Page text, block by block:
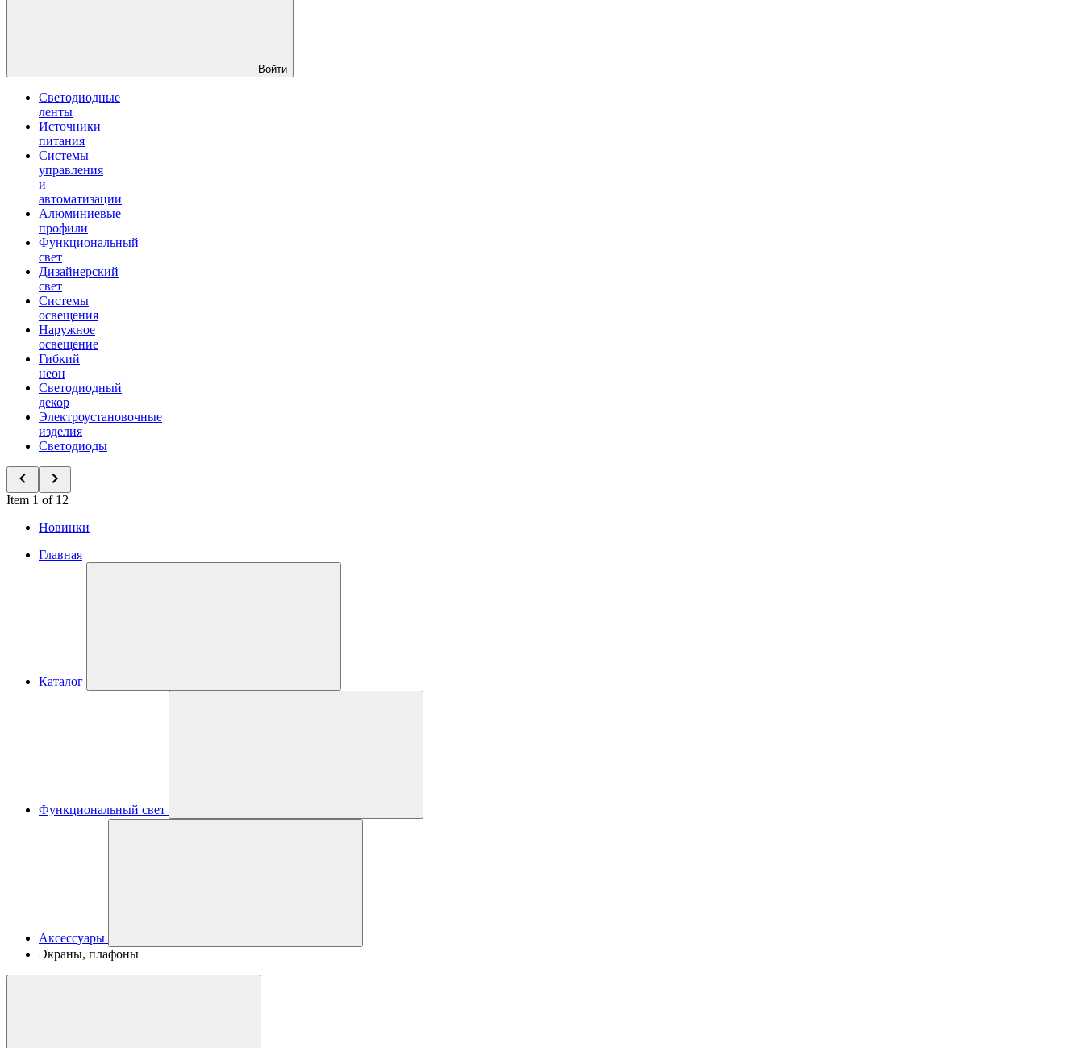
Войти
Светодиодные
ленты
Источники
питания
Системы
управления
и
автоматизации
Алюминиевые
профили
Функциональный
свет
Дизайнерский
свет
Системы
освещения
Наружное
освещение
Гибкий
неон
Светодиодный
декор
Электроустановочные
изделия
Светодиоды
Item 1 of 12
Новинки
Главная
Каталог
Функциональный свет
Аксессуары
Экраны, плафоны